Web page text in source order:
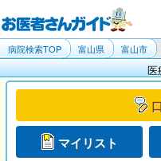
病院検索TOP 富山県 富山市
医
マイリスト